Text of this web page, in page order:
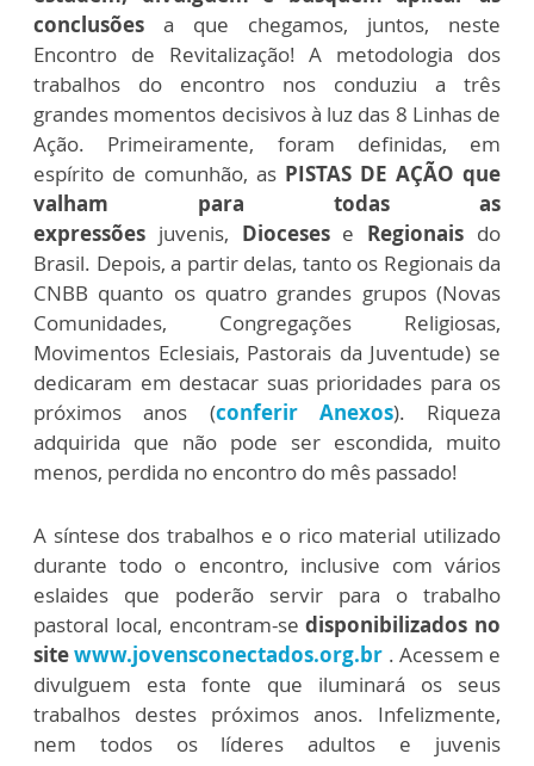
conclusões
a que chegamos, juntos, neste
Encontro de Revitalização! A metodologia dos
trabalhos do encontro nos conduziu a três
grandes momentos decisivos à luz das 8 Linhas de
Ação. Primeiramente, foram definidas, em
espírito de comunhão, as PISTAS DE AÇÃO que
valham para todas as
expressões juvenis, Dioceses e Regionais do
Brasil. Depois, a partir delas, tanto os Regionais da
CNBB quanto os quatro grandes grupos (Novas
Comunidades, Congregações Religiosas,
Movimentos Eclesiais, Pastorais da Juventude) se
dedicaram em destacar suas prioridades para os
próximos anos (conferir Anexos). Riqueza
adquirida que não pode ser escondida, muito
menos, perdida no encontro do mês passado!
A síntese dos trabalhos e o rico material utilizado
durante todo o encontro, inclusive com vários
eslaides que poderão servir para o trabalho
pastoral local, encontram-se disponibilizados no
sitewww.jovensconectados.org.br . Acessem e
divulguem esta fonte que iluminará os seus
trabalhos destes próximos anos. Infelizmente,
nem todos os líderes adultos e juvenis